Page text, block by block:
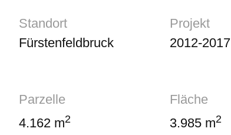
Standort
Fürstenfeldbruck
Projekt
2012-2017
Parzelle
4.162 m2
Fläche
3.985 m2